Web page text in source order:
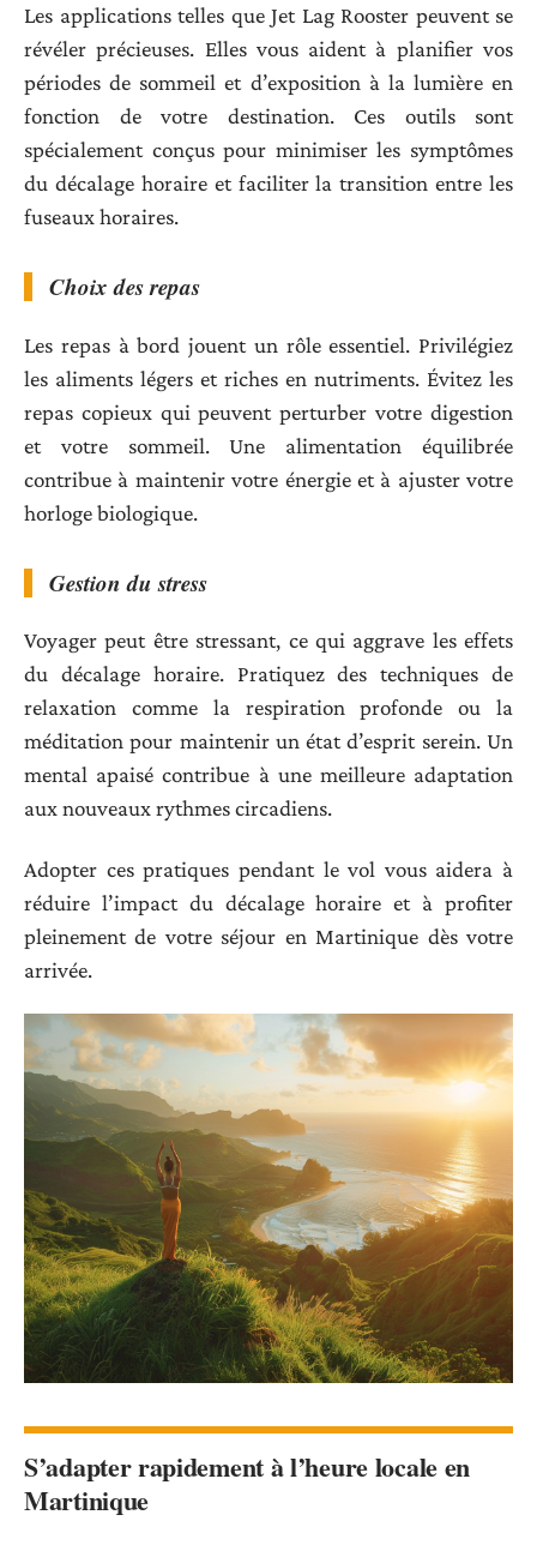
Les applications telles que Jet Lag Rooster peuvent se
révéler précieuses. Elles vous aident à planifier vos
périodes de sommeil et d’exposition à la lumière en
fonction de votre destination. Ces outils sont
spécialement conçus pour minimiser les symptômes
du décalage horaire et faciliter la transition entre les
fuseaux horaires.
Choix des repas
Les repas à bord jouent un rôle essentiel. Privilégiez
les aliments légers et riches en nutriments. Évitez les
repas copieux qui peuvent perturber votre digestion
et votre sommeil. Une alimentation équilibrée
contribue à maintenir votre énergie et à ajuster votre
horloge biologique.
Gestion du stress
Voyager peut être stressant, ce qui aggrave les effets
du décalage horaire. Pratiquez des techniques de
relaxation comme la respiration profonde ou la
méditation pour maintenir un état d’esprit serein. Un
mental apaisé contribue à une meilleure adaptation
aux nouveaux rythmes circadiens.
Adopter ces pratiques pendant le vol vous aidera à
réduire l’impact du décalage horaire et à profiter
pleinement de votre séjour en Martinique dès votre
arrivée.
S’adapter rapidement à l’heure locale en
Martinique